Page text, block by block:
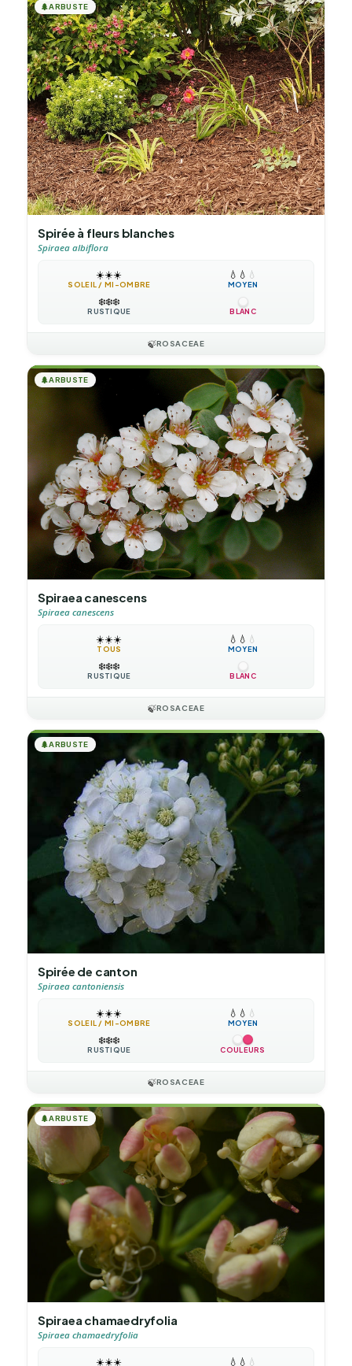
🌲ARBUSTE
Spirée à fleurs blanches
Spiraea albiflora
☀️☀️☀️
SOLEIL / MI-OMBRE
💧 💧 💧
MOYEN
❄️❄️❄️
RUSTIQUE BLANC
🍃ROSACEAE
🌲ARBUSTE
Spiraea canescens
Spiraea canescens
☀️☀️☀️
TOUS
💧 💧 💧
MOYEN
❄️❄️❄️
RUSTIQUE BLANC
🍃ROSACEAE
🌲ARBUSTE
Spirée de canton
Spiraea cantoniensis
☀️☀️☀️
SOLEIL / MI-OMBRE
💧 💧 💧
MOYEN
❄️❄️❄️
RUSTIQUE COULEURS
🍃ROSACEAE
🌲ARBUSTE
Spiraea chamaedryfolia
Spiraea chamaedryfolia
☀️☀️☀️ 💧 💧 💧